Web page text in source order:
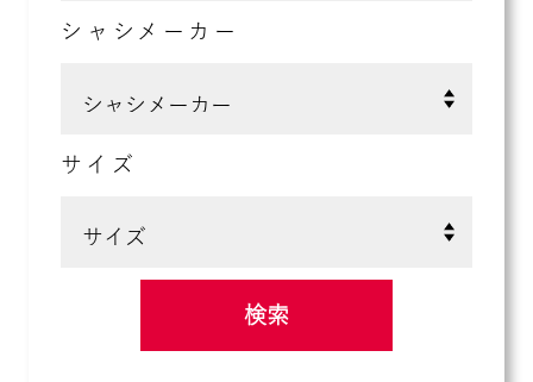
シャシメーカー
サイズ
検索